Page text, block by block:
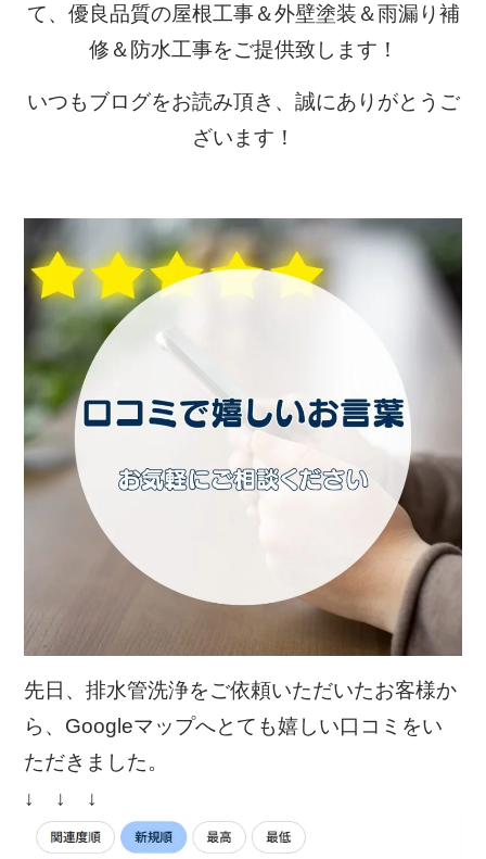
て、優良品質の屋根工事＆外壁塗装＆雨漏り補
修＆防水工事をご提供致します！
いつもブログをお読み頂き、誠にありがとうご
ざいます！
先日、排水管洗浄をご依頼いただいたお客様か
ら、Googleマップへとても嬉しい口コミをい
ただきました。
↓ ↓ ↓